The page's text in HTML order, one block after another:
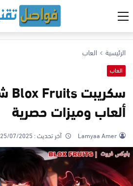
الرئيسية العاب
العاب
ألعاب وميزات حصرية
Lamyaa Amer آخر تحديث : 25/07/2025